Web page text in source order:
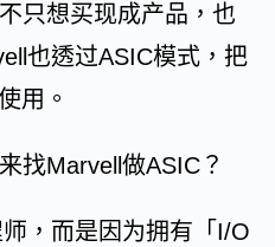
只想买现成产品，也
也透过ASIC模式，把
用。
找Marvell做ASIC？
，而是因为拥有「I/O